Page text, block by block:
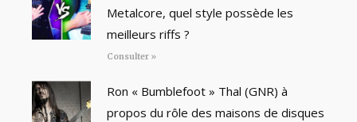
Metalcore, quel style possède les
meilleurs riffs ?
Consulter »
Ron « Bumblefoot » Thal (GNR) à
propos du rôle des maisons de disques